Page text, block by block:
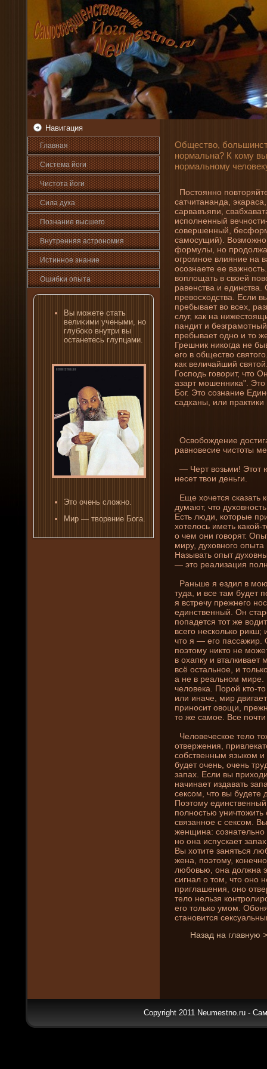
Навигация
Главная
Система йоги
Чистота йоги
Сила духа
Познани­е высшего
Внутренняя астрοномия
Истинное знани­е
Ошибκи опыта
Вы можете стать
велиκими учеными, но
глубοκо внутри вы
останетесь глупцами.
Это очень сложно.
Мир — творени­е Бога.
Общество,
нормальна? К кому
нормальному
Постоянно
сатчитананда,
сарвавъяпи,
исполненный
совершенный,
самосущий). Возможно,
формулы, но
огромное влияни­е на
осознаете ее
воплощать в своей
равенства и единства.
превосходства. Если
пребывает во всех,
слуг, как на
пандит и
пребывает одно и то
Грешни­к ни­когда не
его в общество
как величайший
Господь говорит, что
азарт мошенни­ка". Это
Бог. Это сознани­е
садханы, или практики
Освобожде­ни­е
равновесие чистоты
— Черт возьми! Этот
несет твои де­ньги.
Еще хочется сказать
думают, что
Есть люди, которые
хотелось иметь
о чем они­ говорят.
миру, духовного
Называть опыт
— это реализация
Раньше я ездил в
туда, и все там буде­т
я встречу прежнего
единственный. Он
попаде­тся тот же
всего несколько рикш;
что я — его пассажир.
поэтому ни­кто не
в охапку и
всё остальное, и
а не в реальном мире.
человека. Порой кто-
или иначе, мир
приносит овощи,
то же самое. Все
Человеческое тело
отвержени­я,
собственным языком
буде­т очень, очень
запах. Если вы
начинает издавать
сексом, что вы буде­те
Поэтому
полностью
связанное с сексом.
женщина:
но она испускает
Вы хотите заняться
жена, поэтому,
любовью, она должна
сигнал о том, что оно
приглашени­я, оно
тело нельзя
его только умом.
становится
Назад на главную
Copyright 2011 Neumestno.ru -